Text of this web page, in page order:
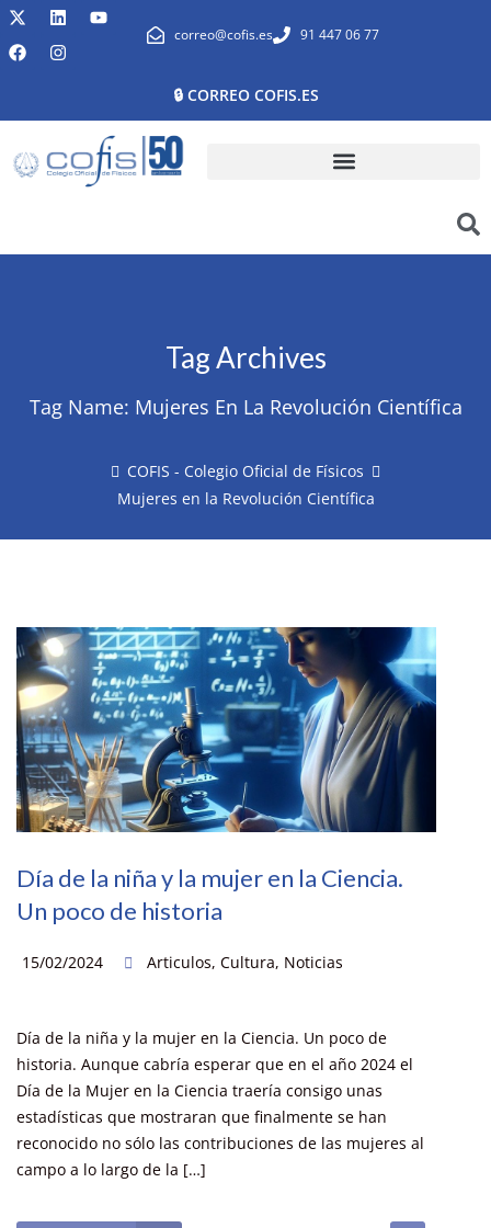
correo@cofis.es 91 447 06 77
🔒 CORREO COFIS.ES
Tag Archives
Tag Name: Mujeres En La Revolución Científica
COFIS - Colegio Oficial de Físicos
Mujeres en la Revolución Científica
Día de la niña y la mujer en la Ciencia.
Un poco de historia
15/02/2024 Articulos, Cultura, Noticias
Día de la niña y la mujer en la Ciencia. Un poco de
historia. Aunque cabría esperar que en el año 2024 el
Día de la Mujer en la Ciencia traería consigo unas
estadísticas que mostraran que finalmente se han
reconocido no sólo las contribuciones de las mujeres al
campo a lo largo de la […]